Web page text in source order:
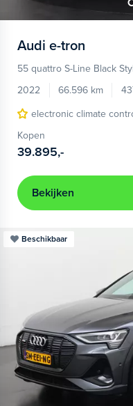
Audi e-tron
55 quattro S-Line Black
2022
66.596 km
electronic climate
Kopen
39.895,-
Bekijken
Beschikbaar